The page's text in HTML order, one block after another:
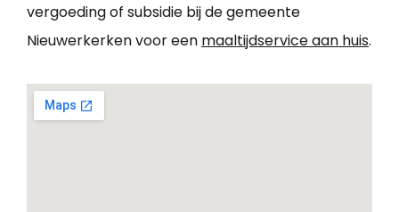
vergoeding of subsidie bij de gemeente
Nieuwerkerken voor een maaltijdservice aan huis.